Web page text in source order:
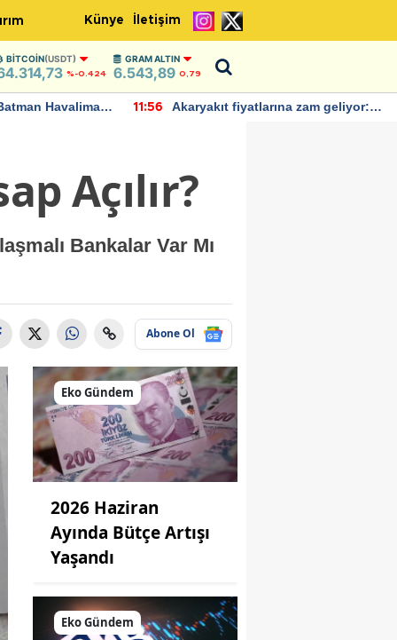
Künye İletişim
BITCOIN(USDT)
%-0.424
GRAM ALTIN
6.543,89 0,79
Havalimanı
11:56
Akaryakıt fiyatlarına zam geliyor:
Açılır?
Bankalar Var Mı
Abone Ol
Eko Gündem
2026 Haziran
Ayında Bütçe Artışı
Yaşandı
Eko Gündem